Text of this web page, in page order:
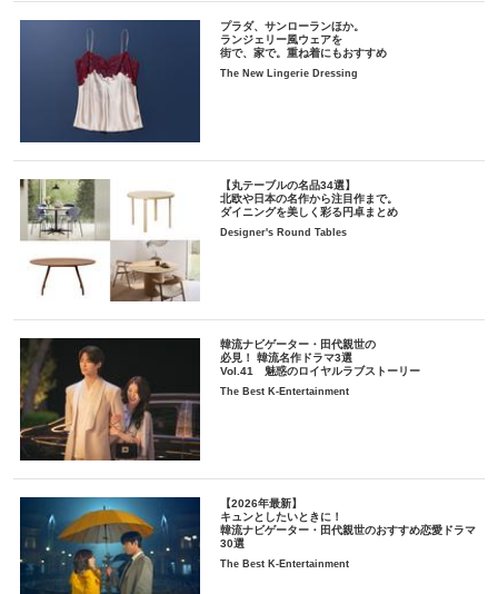
プラダ、サンローランほか。
ランジェリー風ウェアを
街で、家で。重ね着にもおすすめ
The New Lingerie Dressing
【丸テーブルの名品34選】
北欧や日本の名作から注目作まで。
ダイニングを美しく彩る円卓まとめ
Designer's Round Tables
韓流ナビゲーター・田代親世の
必見！ 韓流名作ドラマ3選
Vol.41 魅惑のロイヤルラブストーリー
The Best K-Entertainment
【2026年最新】
キュンとしたいときに！
韓流ナビゲーター・田代親世のおすすめ恋愛ドラマ
30選
The Best K-Entertainment